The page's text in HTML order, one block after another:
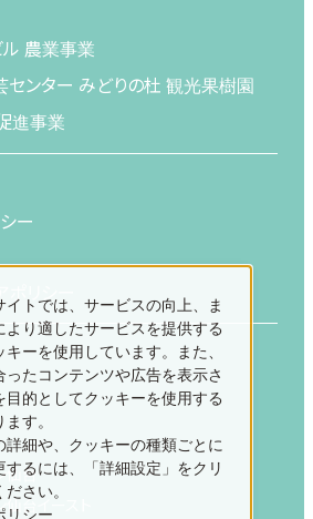
農業事業
ンター みどりの杜 観光果樹園
進事業
ー
リシー
仙台
台イースト
イトでは、サービスの向上、ま
より適したサービスを提供する
キーを使用しています。また、
ったコンテンツや広告を表示さ
目的としてクッキーを使用する
す。
詳細や、クッキーの種類ごとに
するには、「詳細設定」をクリ
さい。
リシー